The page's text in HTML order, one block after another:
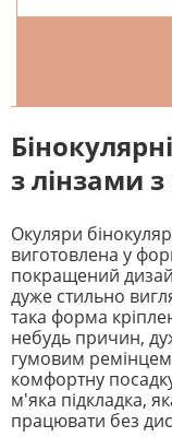
з лінзами
Окуляри
виготовлена ​​у
покращений
дуже стильно
така форма
небудь причин,
гумовим
комфортну
м'яка підкладка,
працювати без